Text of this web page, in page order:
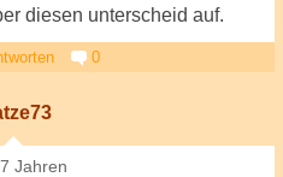
diesen unterscheid auf.
0
Jahren